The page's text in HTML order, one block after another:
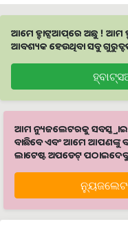
ଆମେ ହ୍ବାଟ୍ସଆପ୍‌ରେ ଅଛୁ ! ଆମ
ଆବଶ୍ୟକ ହେଉଥିବା ସବୁ
ଆମ ନ୍ୟୁଜଲେଟରକୁ
ବାଛିବେ ଏବଂ ଆମେ ଆପଣଙ୍କୁ
ଲାଟେଷ୍ଟ ଅପଡେଟ୍‌ ପଠାଇଦେବୁ